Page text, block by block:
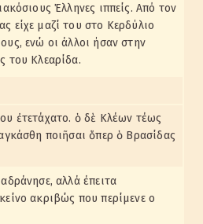
Έλληνες ιππείς. Από τον
είχε μαζί του στο Κερδύλιο
ενώ οι άλλοι ήσαν στην
του Κλεαρίδα.
ἐτετάχατο. ὁ δὲ Κλέων τέως
ποιῆσαι ὅπερ ὁ Βρασίδας
αλλά έπειτα
ακριβώς που περίμενε ο